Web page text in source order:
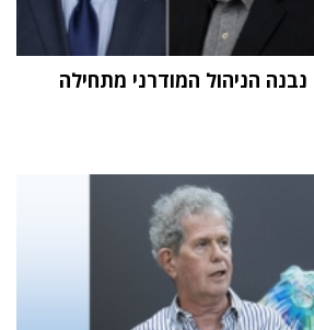
הניהול המודרני מתחילה